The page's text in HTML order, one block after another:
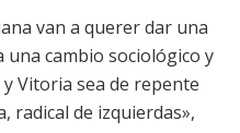
van a querer dar una
una cambio sociológico y
Vitoria sea de repente
radical de izquierdas»,